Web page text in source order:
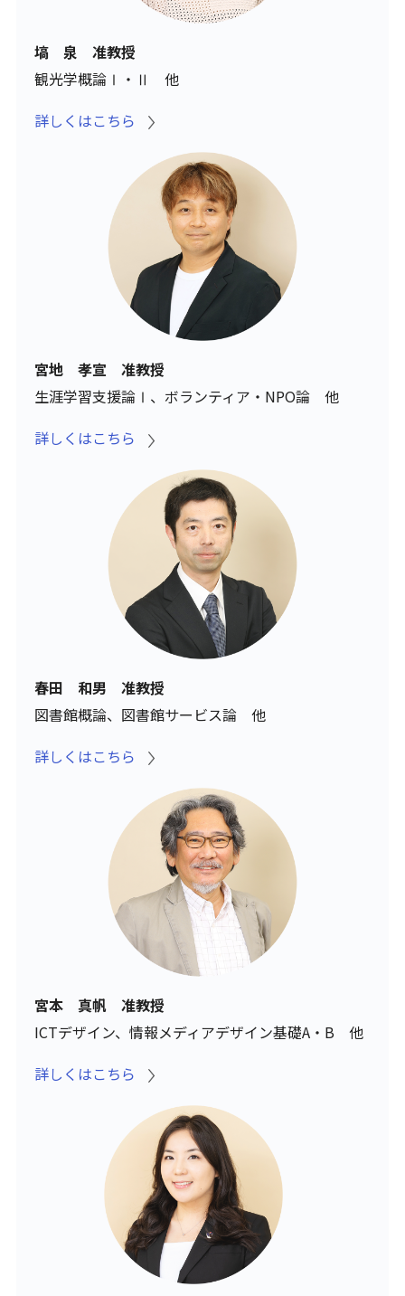
塙 泉 准教授
観光学概論Ⅰ・Ⅱ 他
詳しくはこちら
宮地 孝宣 准教授
生涯学習支援論Ⅰ、ボランティア・NPO論 他
詳しくはこちら
春田 和男 准教授
図書館概論、図書館サービス論 他
詳しくはこちら
宮本 真帆 准教授
ICTデザイン、情報メディアデザイン基礎A・B 他
詳しくはこちら